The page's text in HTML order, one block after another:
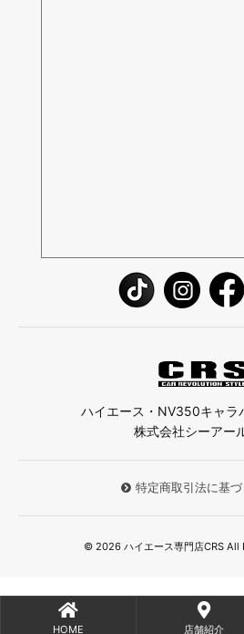
ハイエース・NV350キャラ
株式会社シーアー
特定商取引法に基
© 2026 ハイエース専門店CRS
HOME 店舗紹介